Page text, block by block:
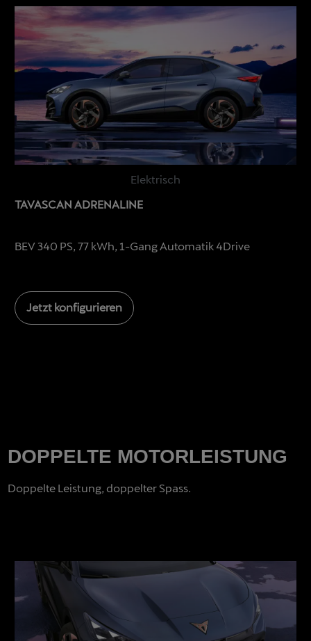
Elektrisch
TAVASCAN ADRENALINE
BEV 340 PS, 77 kWh, 1-Gang Automatik 4Drive
Jetzt konfigurieren
DOPPELTE MOTORLEISTUNG
Doppelte Leistung, doppelter Spass.